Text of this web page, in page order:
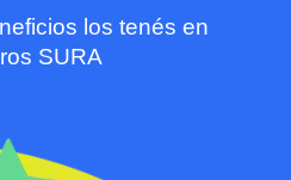
los tenés en
SURA